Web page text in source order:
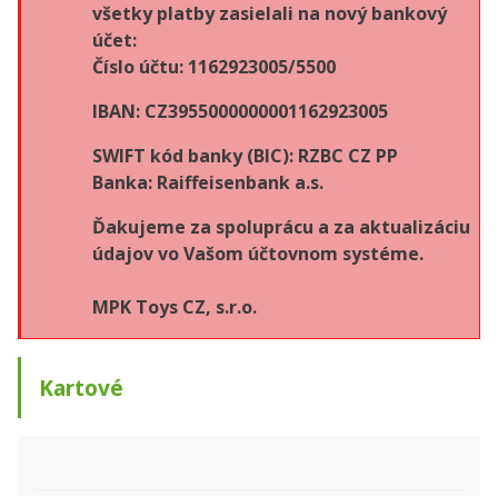
všetky platby zasielali na nový bankový
účet:
Číslo účtu: 1162923005/5500
IBAN: CZ3955000000001162923005
SWIFT kód banky (BIC): RZBC CZ PP
Banka: Raiffeisenbank a.s.
Ďakujeme za spoluprácu a za aktualizáciu
údajov vo Vašom účtovnom systéme.
MPK Toys CZ, s.r.o.
Kartové